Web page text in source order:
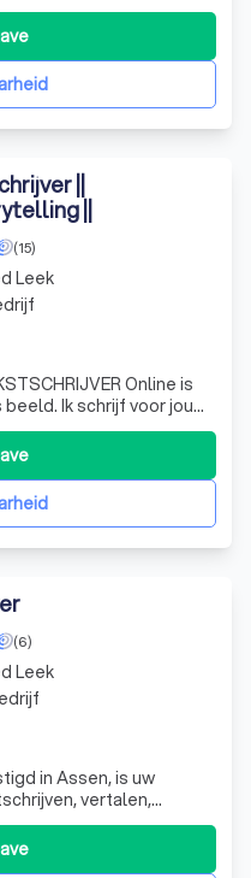
drukken of het
over
staan voor de beste
uitv
||
||
(15)
Ik schrijf voor jouw
VERHALEN­
moment tijdens je
verhaal leren
Leek
(6)
in Assen, is uw
vertalen,
een diepgaande
voor detail,
van teksten die
Leek